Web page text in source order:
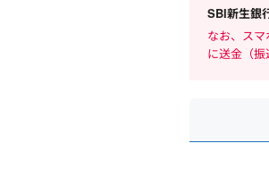
SBI新生銀
なお、ス
に送金（振